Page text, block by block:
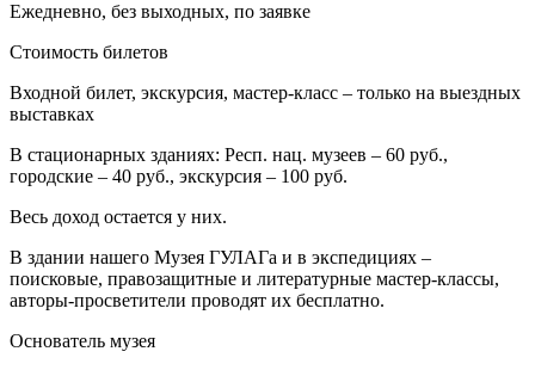
Ежедневно, без выходных, по заявке
Стоимость билетов
Входной билет, экскурсия, мастер-класс – только на выездных
выставках
В стационарных зданиях: Респ. нац. музеев – 60 руб.,
городские – 40 руб., экскурсия – 100 руб.
Весь доход остается у них.
В здании нашего Музея ГУЛАГа и в экспедициях –
поисковые, правозащитные и литературные мастер-классы,
авторы-просветители проводят их бесплатно.
Основатель музея